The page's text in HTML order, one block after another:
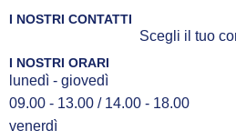
I NOSTRI CONTATTI
Scegli il tuo
I NOSTRI ORARI
lunedì - giovedì
09.00 - 13.00 / 14.00 - 18.00
venerdì